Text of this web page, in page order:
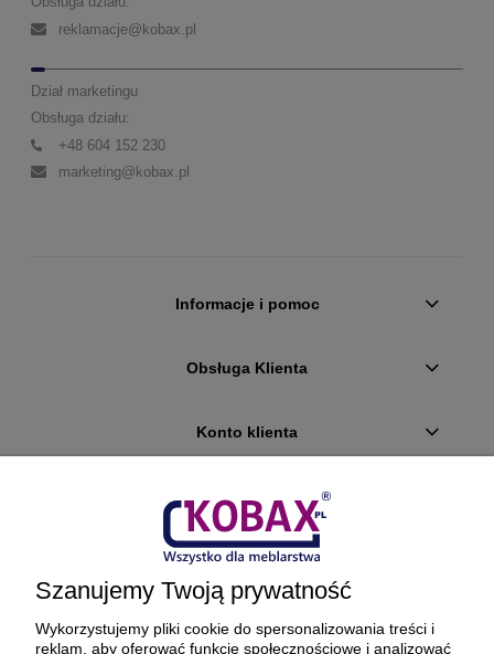
reklamacje@kobax.pl
Dział marketingu
Obsługa działu:
+48 604 152 230
marketing@kobax.pl
Informacje i pomoc
Obsługa Klienta
Konto klienta
Płatności i dostawa
Ciekawostki
O firmie
Szanujemy Twoją prywatność
Wykorzystujemy pliki cookie do spersonalizowania treści i
reklam, aby oferować funkcje społecznościowe i analizować